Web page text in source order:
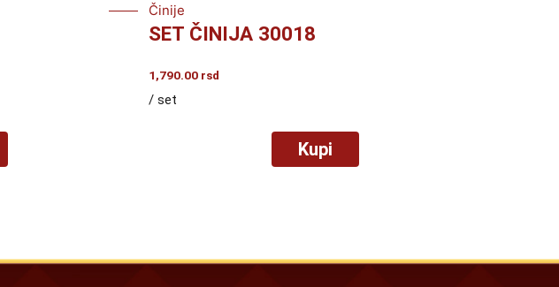
Činije
SET ČINIJA 30018
1,790.00 rsd
/ set
Kupi